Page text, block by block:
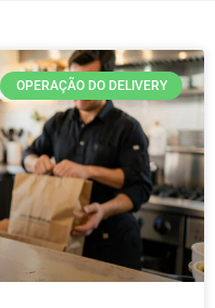
OPERAÇÃO DO DELIVERY